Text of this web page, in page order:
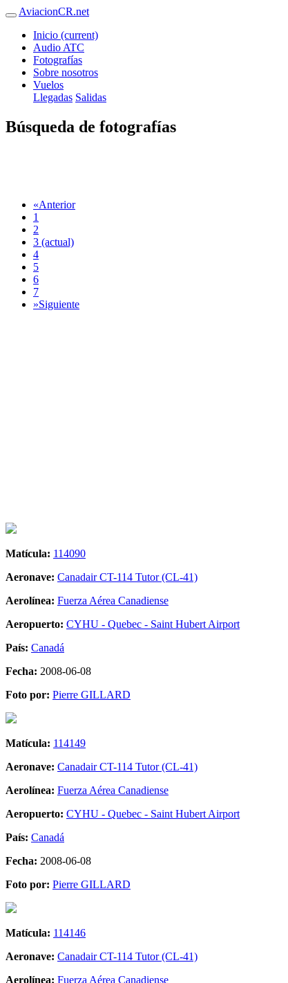
AviacionCR.net
Inicio (current)
Audio ATC
Fotografías
Sobre nosotros
Vuelos
Llegadas Salidas
Búsqueda de fotografías
«Anterior
1
2
3 (actual)
4
5
6
7
»Siguiente
Matícula: 114090
Aeronave: Canadair CT-114 Tutor (CL-41)
Aerolínea: Fuerza Aérea Canadiense
Aeropuerto: CYHU - Quebec - Saint Hubert Airport
País: Canadá
Fecha: 2008-06-08
Foto por: Pierre GILLARD
Matícula: 114149
Aeronave: Canadair CT-114 Tutor (CL-41)
Aerolínea: Fuerza Aérea Canadiense
Aeropuerto: CYHU - Quebec - Saint Hubert Airport
País: Canadá
Fecha: 2008-06-08
Foto por: Pierre GILLARD
Matícula: 114146
Aeronave: Canadair CT-114 Tutor (CL-41)
Aerolínea: Fuerza Aérea Canadiense